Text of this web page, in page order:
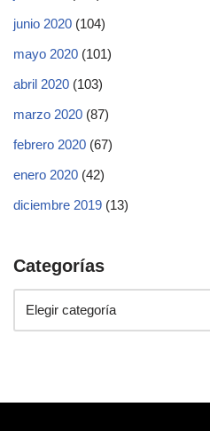
junio 2020 (104)
mayo 2020 (101)
abril 2020 (103)
marzo 2020 (87)
febrero 2020 (67)
enero 2020 (42)
diciembre 2019 (13)
Categorías